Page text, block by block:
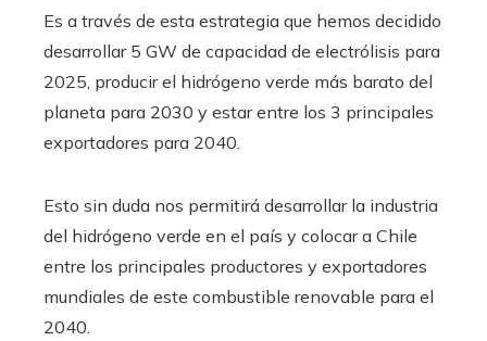
Es a través de esta estrategia que hemos decidido
desarrollar 5 GW de capacidad de electrólisis para
2025, producir el hidrógeno verde más barato del
planeta para 2030 y estar entre los 3 principales
exportadores para 2040.
Esto sin duda nos permitirá desarrollar la industria
del hidrógeno verde en el país y colocar a Chile
entre los principales productores y exportadores
mundiales de este combustible renovable para el
2040.